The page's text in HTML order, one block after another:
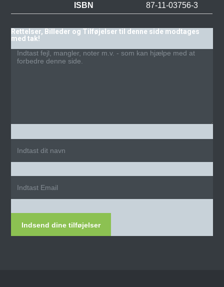
ISBN
87-11-03756-3
Rettelser, Billeder og Tilføjelser til denne side modtages
med tak!
Indsend dine tilføjelser